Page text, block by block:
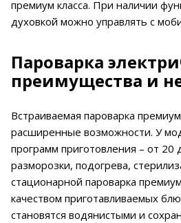
премиум класса. При наличии
духовкой можно управлять с
Пароварка
преимущества и
Встраиваемая пароварка
расширенные возможности. У
программ приготовления – от
разморозки, подогрева,
стационарной пароварка
качеством приготавливаемых
становятся водянистыми и